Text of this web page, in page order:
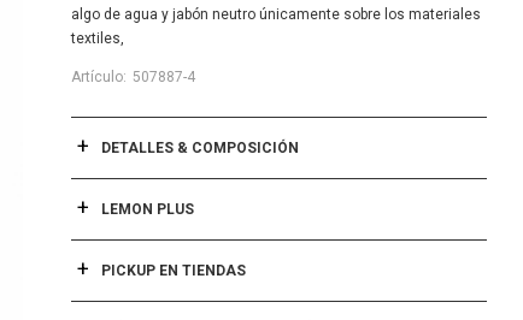
algo de agua y jabón neutro únicamente sobre los materiales
textiles,
507887-4
DETALLES & COMPOSICIÓN
LEMON PLUS
PICKUP EN TIENDAS